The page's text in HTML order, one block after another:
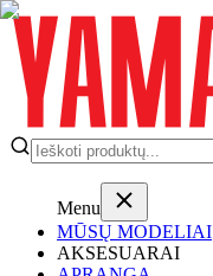
Menu
MŪSŲ MODELIAI
AKSESUARAI